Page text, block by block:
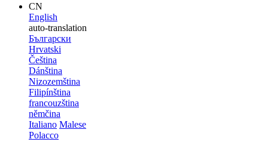
CN
English
auto-translation
Български
Hrvatski
Čeština
Dánština
Nizozemština
Filipínština
francouzština
němčina
Italiano Malese
Polacco